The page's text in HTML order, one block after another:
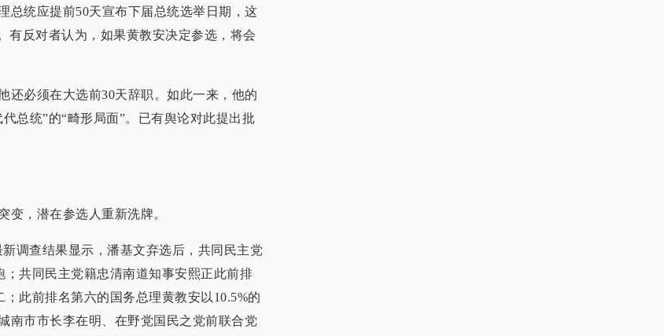
总统应提前50天宣布下届总统选举日期，这
有反对者认为，如果黄教安决定参选，将会
还必须在大选前30天辞职。如此一来，他的
总统”的“畸形局面”。已有舆论对此提出批
变，潜在参选人重新洗牌。
调查结果显示，潘基文弃选后，共同民主党
共同民主党籍忠清南道知事安熙正此前排
此前排名第六的国务总理黄教安以10.5%的
南市市长李在明、在野党国民之党前联合党